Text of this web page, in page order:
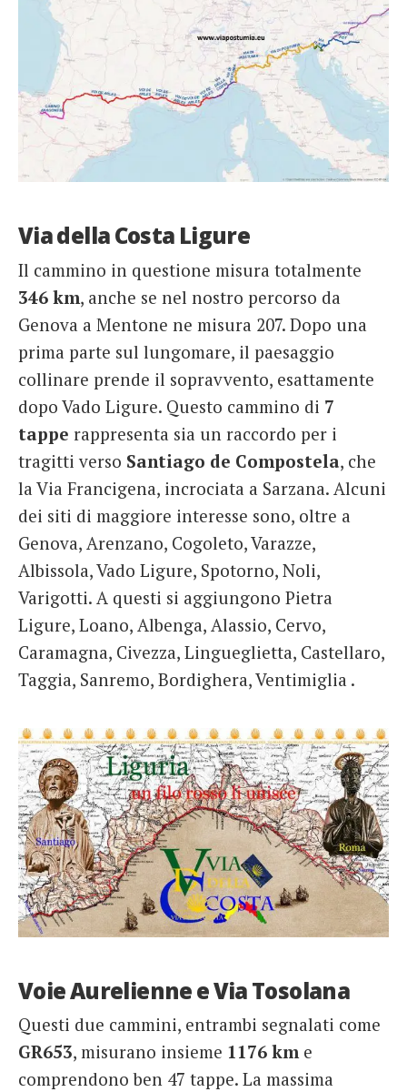
Via della Costa Ligure
Il cammino in questione misura totalmente
346 km, anche se nel nostro percorso da
Genova a Mentone ne misura 207. Dopo una
prima parte sul lungomare, il paesaggio
collinare prende il sopravvento, esattamente
dopo Vado Ligure. Questo cammino di 7
tappe rappresenta sia un raccordo per i
tragitti verso Santiago de Compostela, che
la Via Francigena, incrociata a Sarzana. Alcuni
dei siti di maggiore interesse sono, oltre a
Genova, Arenzano, Cogoleto, Varazze,
Albissola, Vado Ligure, Spotorno, Noli,
Varigotti. A questi si aggiungono Pietra
Ligure, Loano, Albenga, Alassio, Cervo,
Caramagna, Civezza, Lingueglietta, Castellaro,
Taggia, Sanremo, Bordighera, Ventimiglia .
Voie Aurelienne e Via Tosolana
Questi due cammini, entrambi segnalati come
GR653, misurano insieme 1176 kme
comprendono ben 47 tappe. La massima